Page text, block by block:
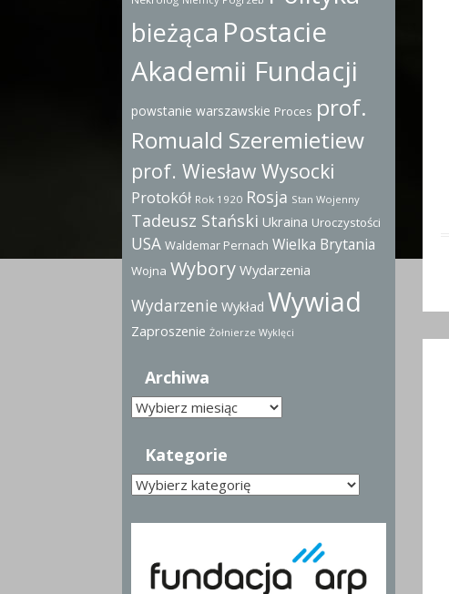
bieżąca Postacie
Akademii Fundacji
powstanie warszawskie Proces prof.
Romuald Szeremietiew
prof. Wiesław Wysocki
Protokół Rok 1920 Rosja Stan Wojenny
Tadeusz Stański Ukraina Uroczystości
USA Waldemar Pernach Wielka Brytania
Wojna Wybory Wydarzenia
Wydarzenie Wykład Wywiad
Zaproszenie Żołnierze Wyklęci
Archiwa
Archiwa
Kategorie
Kategorie